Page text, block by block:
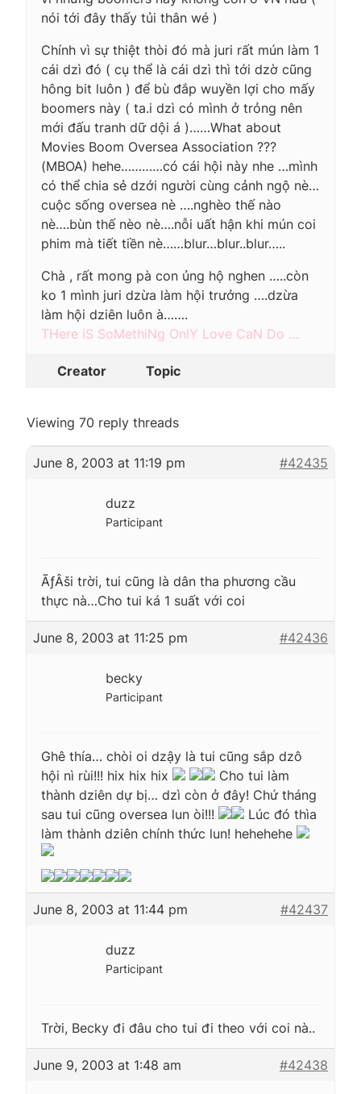
nói tới đây thấy tủi thân wé )
Chính vì sự thiệt thòi đó mà juri rất mún làm 1
cái dzì đó ( cụ thể là cái dzì thì tới dzờ cũng
hông bit luôn ) để bù đắp wuyền lợi cho mấy
boomers này ( ta.i dzì có mình ở trỏng nên
mới đấu tranh dữ dội á )……What about
Movies Boom Oversea Association ???
(MBOA) hehe…………có cái hội này nhe …mình
có thể chia sẻ dzới người cùng cảnh ngộ nè…
cuộc sống oversea nè ….nghèo thế nào
nè….bùn thế nèo nè….nỗi uất hận khi mún coi
phim mà tiết tiền nè……blur…blur..blur…..
Chà , rất mong pà con ủng hộ nghen …..còn
ko 1 mình juri dzừa làm hội trưởng ….dzừa
làm hội dziên luôn à…….
THere iS SoMethiNg OnlY Love CaN Do …
Creator Topic
Viewing 70 reply threads
June 8, 2003 at 11:19 pm #42435
duzz
Participant
ÃƒÂši trời, tui cũng là dân tha phương cầu
thực nà…Cho tui ká 1 suất với coi
June 8, 2003 at 11:25 pm #42436
becky
Participant
Ghê thía… chòi oi dzậy là tui cũng sắp dzô
hội nì rùi!!! hix hix hix
Cho tui làm
thành dziên dự bị… dzì còn ở đây! Chứ tháng
sau tui cũng oversea lun òi!!!
Lúc đó thìa
làm thành dziên chính thức lun! hehehehe
June 8, 2003 at 11:44 pm #42437
duzz
Participant
Trời, Becky đi đâu cho tui đi theo với coi nà..
June 9, 2003 at 1:48 am #42438